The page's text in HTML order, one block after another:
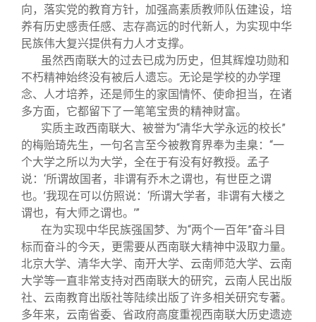
向，落实党的教育方针，加强高素质教师队伍建设，培
养有历史感责任感、志存高远的时代新人，为实现中华
民族伟大复兴提供有力人才支撑。
虽然西南联大的过去已成为历史，但其辉煌功勋和
不朽精神始终没有被后人遗忘。无论是学校的办学理
念、人才培养，还是师生的家国情怀、使命担当，在诸
多方面，它都留下了一笔笔宝贵的精神财富。
实质主政西南联大、被誉为“清华大学永远的校长”
的梅贻琦先生，一句名言至今被教育界奉为圭臬：“一
个大学之所以为大学，全在于有没有好教授。孟子
说：‘所谓故国者，非谓有乔木之谓也，有世臣之谓
也。’我现在可以仿照说：‘所谓大学者，非谓有大楼之
谓也，有大师之谓也。’”
在为实现中华民族强国梦、为“两个一百年”奋斗目
标而奋斗的今天，更需要从西南联大精神中汲取力量。
北京大学、清华大学、南开大学、云南师范大学、云南
大学等一直非常支持对西南联大的研究，云南人民出版
社、云南教育出版社等陆续出版了许多相关研究专著。
多年来，云南省委、省政府高度重视西南联大历史遗迹